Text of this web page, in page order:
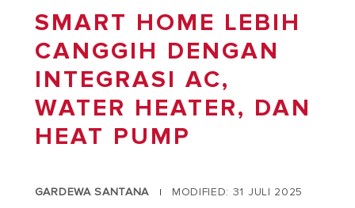
SMART HOME LEBIH
CANGGIH DENGAN
INTEGRASI AC,
WATER HEATER, DAN
HEAT PUMP
GARDEWA SANTANA | MODIFIED: 31 JULI 2025